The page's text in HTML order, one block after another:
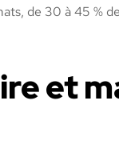
de 30 à 45 %
et